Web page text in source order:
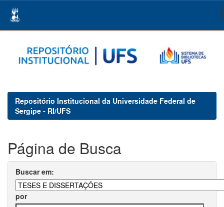
navigation
Repositório Institucional da Universidade Federal de
Sergipe - RI/UFS
Página de Busca
Buscar em:
por